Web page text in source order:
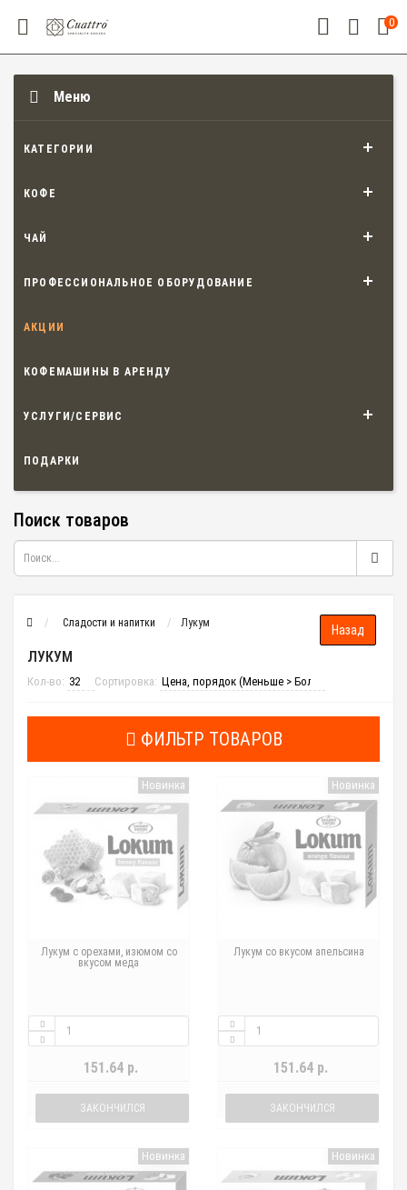
0
Меню
КАТЕГОРИИ
КОФЕ
ЧАЙ
ПРОФЕССИОНАЛЬНОЕ ОБОРУДОВАНИЕ
АКЦИИ
КОФЕМАШИНЫ В АРЕНДУ
УСЛУГИ/СЕРВИС
ПОДАРКИ
Поиск товаров
Сладости и напитки Лукум
ЛУКУМ
Кол-во: Сортировка:
ФИЛЬТР ТОВАРОВ
Новинка
Лукум с орехами, изюмом со
вкусом меда
151.64 р.
ЗАКОНЧИЛСЯ
Новинка
Лукум со вкусом апельсина
151.64 р.
ЗАКОНЧИЛСЯ
Новинка Новинка